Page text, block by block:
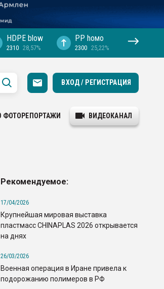
HDPE blow
2310 28,57%
PP hомо
2300 25,22%
ВХОД / РЕГИСТРАЦИЯ
ФОТОРЕПОРТАЖИ ВИДЕОКАНАЛ
Рекомендуемое:
17/04/2026
Крупнейшая мировая выставка
пластмасс CHINAPLAS 2026 открывается
на днях
26/03/2026
Военная операция в Иране привела к
подорожанию полимеров в РФ